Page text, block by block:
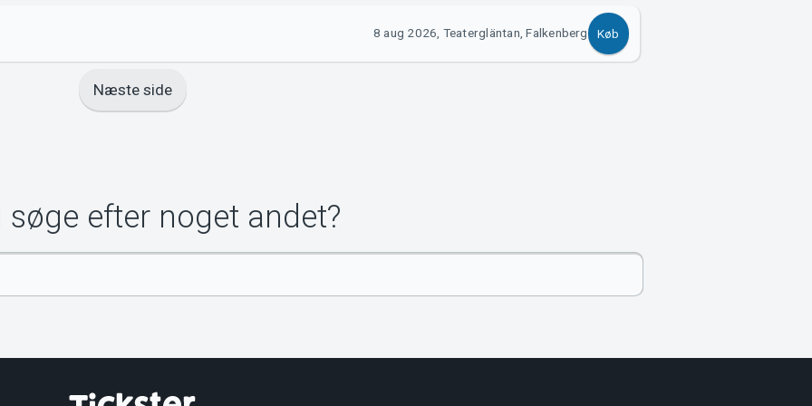
8 aug 2026, Teatergläntan, Falkenberg Køb
Næste side
søge efter noget andet?